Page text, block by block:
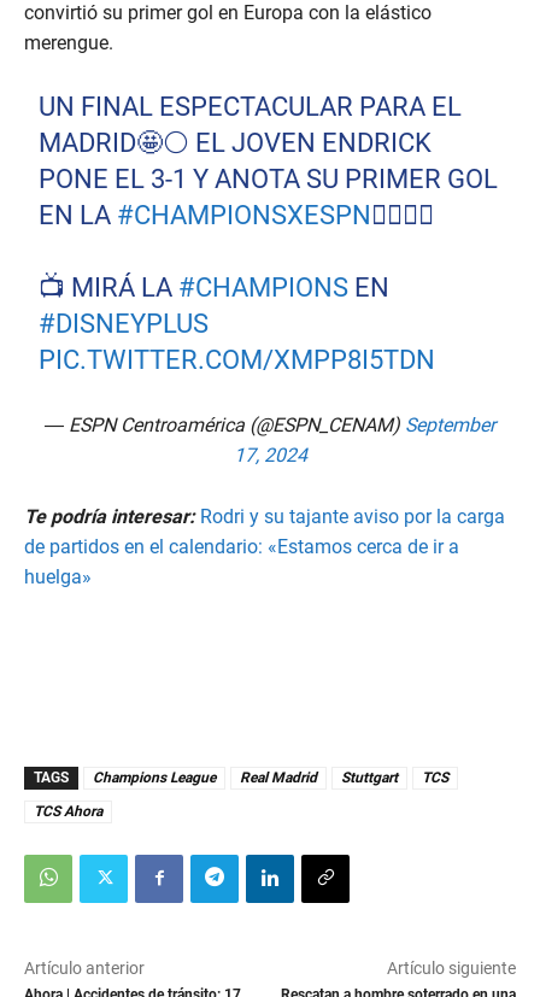
convirtió su primer gol en Europa con la elástico
merengue.
UN FINAL ESPECTACULAR PARA EL
MADRID🤩⚪️ EL JOVEN ENDRICK
PONE EL 3-1 Y ANOTA SU PRIMER GOL
EN LA #CHAMPIONSXESPN😮‍💨🇧🇷
📺 MIRÁ LA #CHAMPIONS EN
#DISNEYPLUS
PIC.TWITTER.COM/XMPP8I5TDN
— ESPN Centroamérica (@ESPN_CENAM) September
17, 2024
Te podría interesar: Rodri y su tajante aviso por la carga
de partidos en el calendario: «Estamos cerca de ir a
huelga»
TAGS Champions League Real Madrid Stuttgart
TCS
TCS Ahora
Artículo anterior Artículo siguiente